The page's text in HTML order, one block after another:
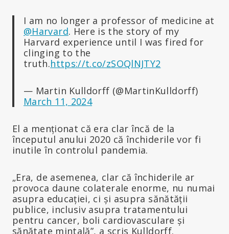
I am no longer a professor of medicine at
@Harvard. Here is the story of my
Harvard experience until I was fired for
clinging to the
truth.https://t.co/zSOQlNJTY2
— Martin Kulldorff (@MartinKulldorff)
March 11, 2024
El a menționat că era clar încă de la
începutul anului 2020 că închiderile vor fi
inutile în controlul pandemia.
„Era, de asemenea, clar că închiderile ar
provoca daune colaterale enorme, nu numai
asupra educației, ci și asupra sănătății
publice, inclusiv asupra tratamentului
pentru cancer, boli cardiovasculare și
sănătate mintală”, a scris Kulldorff.